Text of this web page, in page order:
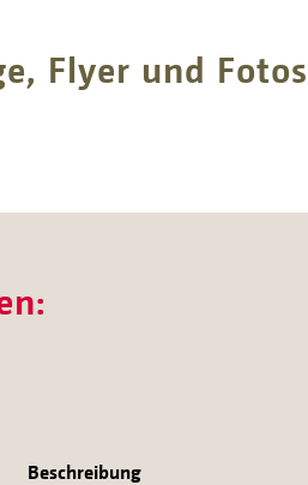
Flyer und Fotos
Beschreibung